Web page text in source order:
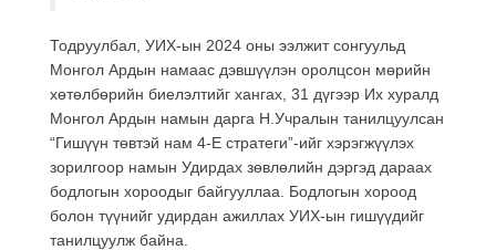
Тодруулбал, УИХ-ын 2024 оны ээлжит сонгуульд
Монгол Ардын намаас дэвшүүлэн оролцсон мөрийн
хөтөлбөрийн биелэлтийг хангах, 31 дүгээр Их хуралд
Монгол Ардын намын дарга Н.Учралын танилцуулсан
“Гишүүн төвтэй нам 4-E стратеги”-ийг хэрэгжүүлэх
зорилгоор намын Удирдах зөвлөлийн дэргэд дараах
бодлогын хороодыг байгууллаа. Бодлогын хороод
болон түүнийг удирдан ажиллах УИХ-ын гишүүдийг
танилцуулж байна.